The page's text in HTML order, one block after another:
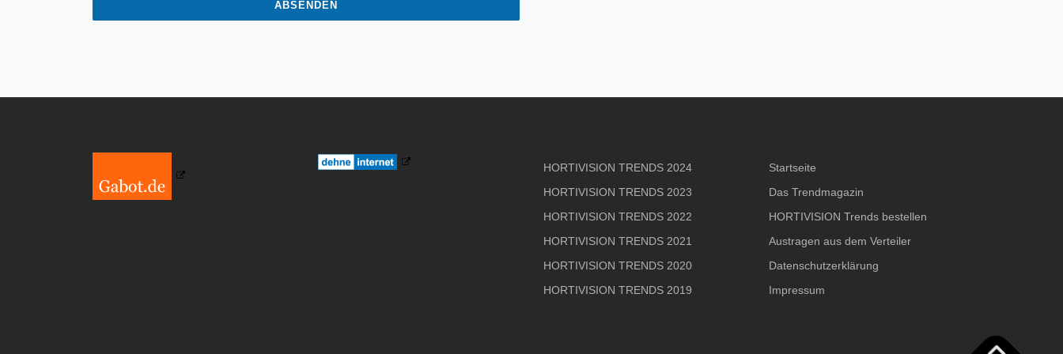
ABSENDEN
HORTIVISION TRENDS 2024
HORTIVISION TRENDS 2023
HORTIVISION TRENDS 2022
HORTIVISION TRENDS 2021
HORTIVISION TRENDS 2020
HORTIVISION TRENDS 2019
Startseite
Das Trendmagazin
HORTIVISION Trends bestellen
Austragen aus dem Verteiler
Datenschutzerklärung
Impressum